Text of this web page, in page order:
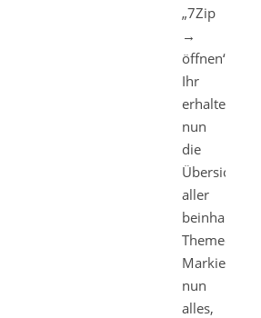
„7Zip
→
öffnen“.
Ihr
erhaltet
nun
die
Übersicht
aller
beinhalteten
Markiert
nun
alles,